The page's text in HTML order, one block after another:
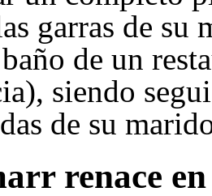
garras de su
de un
siendo
de su
renace